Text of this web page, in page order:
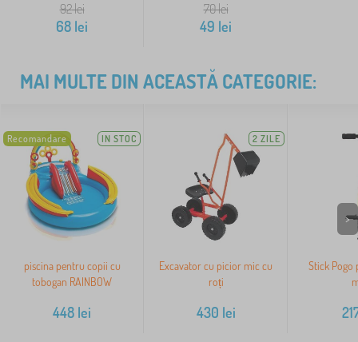
92lei
68 lei
70lei
49 lei
MAI MULTE DIN ACEASTĂ CATEGORIE:
Recomandare IN STOC
piscina pentru copii cu
tobogan RAINBOW
448 lei
2 ZILE
Excavator cu picior mic cu
roți
430 lei
Stick
>